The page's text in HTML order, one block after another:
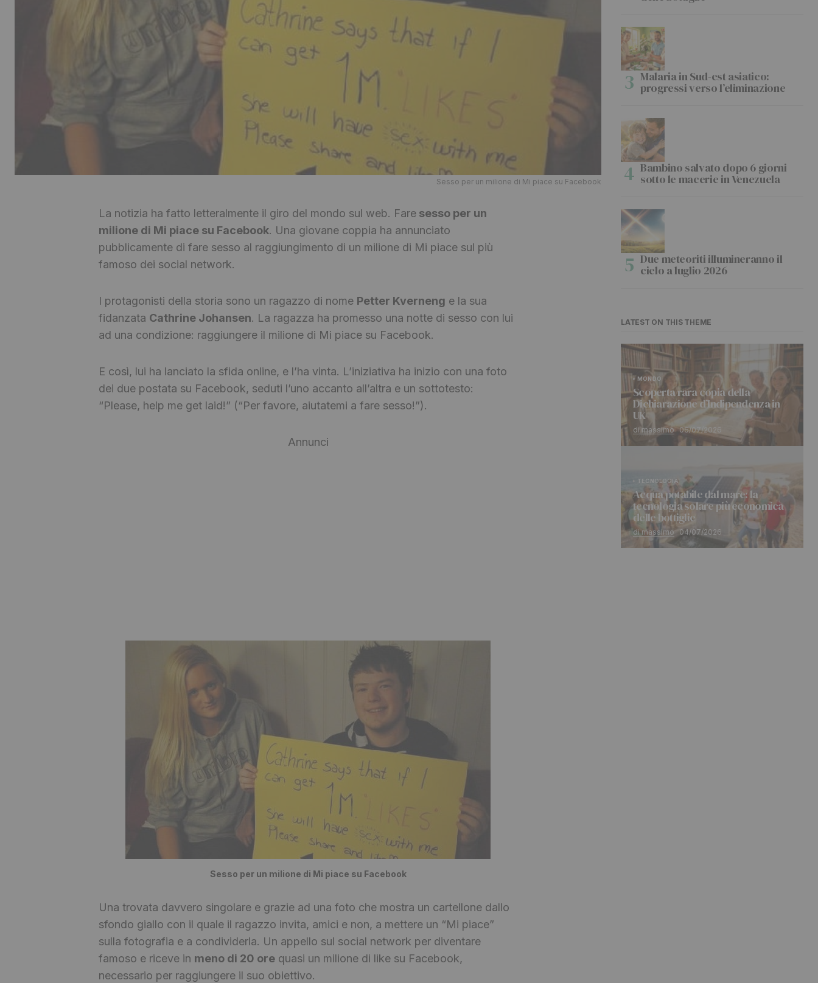
Sesso per un milione di Mi piace su Facebook
La notizia ha fatto letteralmente il giro del mondo sul web. Fare sesso per un
milione di Mi piace su Facebook. Una giovane coppia ha annunciato
pubblicamente di fare sesso al raggiungimento di un milione di Mi piace sul più
famoso dei social network.
I protagonisti della storia sono un ragazzo di nome Petter Kverneng e la sua
fidanzata Cathrine Johansen. La ragazza ha promesso una notte di sesso con lui
ad una condizione: raggiungere il milione di Mi piace su Facebook.
E così, lui ha lanciato la sfida online, e l’ha vinta. L’iniziativa ha inizio con una foto
dei due postata su Facebook, seduti l’uno accanto all’altra e un sottotesto:
“Please, help me get laid!” (“Per favore, aiutatemi a fare sesso!”).
Annunci
Sesso per un milione di Mi piace su Facebook
Una trovata davvero singolare e grazie ad una foto che mostra un cartellone dallo
sfondo giallo con il quale il ragazzo invita, amici e non, a mettere un “Mi piace”
sulla fotografia e a condividerla. Un appello sul social network per diventare
famoso e riceve in meno di 20 ore quasi un milione di like su Facebook,
necessario per raggiungere il suo obiettivo.
Malaria in Sud-est asiatico:
progressi verso l’eliminazione
Bambino salvato dopo 6 giorni
sotto le macerie in Venezuela
Due meteoriti illumineranno il
cielo a luglio 2026
LATEST ON THIS THEME
MONDO
Scoperta rara copia della
Dichiarazione d’Indipendenza in
UK
di massimo 06/07/2026
TECNOLOGIA
Acqua potabile dal mare: la
tecnologia solare più economica
delle bottiglie
di massimo 04/07/2026